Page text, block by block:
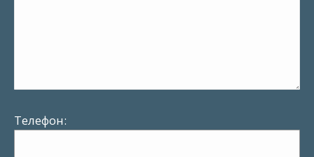
Телефон: